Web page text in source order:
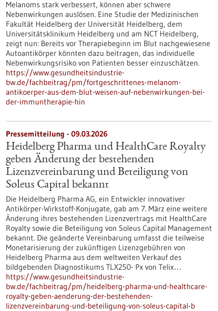
Melanoms stark verbessert, können aber schwere
Nebenwirkungen auslösen. Eine Studie der Medizinischen
Fakultät Heidelberg der Universität Heidelberg, dem
Universitätsklinikum Heidelberg und am NCT Heidelberg,
zeigt nun: Bereits vor Therapiebeginn im Blut nachgewiesene
Autoantikörper könnten dazu beitragen, das individuelle
Nebenwirkungsrisiko von Patienten besser einzuschätzen.
https://www.gesundheitsindustrie-
bw.de/fachbeitrag/pm/fortgeschrittenes-melanom-
antikoerper-aus-dem-blut-weisen-auf-nebenwirkungen-bei-
der-immuntherapie-hin
Pressemitteilung - 09.03.2026
Heidelberg Pharma und HealthCare Royalty
geben Änderung der bestehenden
Lizenzvereinbarung und Beteiligung von
Soleus Capital bekannt
Die Heidelberg Pharma AG, ein Entwickler innovativer
Antikörper-Wirkstoff-Konjugate, gab am 7. März eine weitere
Änderung ihres bestehenden Lizenzvertrags mit HealthCare
Royalty sowie die Beteiligung von Soleus Capital Management
bekannt. Die geänderte Vereinbarung umfasst die teilweise
Monetarisierung der zukünftigen Lizenzgebühren von
Heidelberg Pharma aus dem weltweiten Verkauf des
bildgebenden Diagnostikums TLX250- Px von Telix…
https://www.gesundheitsindustrie-
bw.de/fachbeitrag/pm/heidelberg-pharma-und-healthcare-
royalty-geben-aenderung-der-bestehenden-
lizenzvereinbarung-und-beteiligung-von-soleus-capital-b